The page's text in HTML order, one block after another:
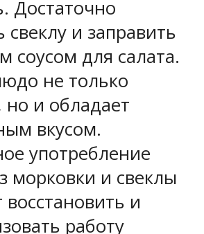
Достаточно
свеклу и заправить
для салата.
не только
но и обладает
вкусом.
употребление
морковки и свеклы
и
работу